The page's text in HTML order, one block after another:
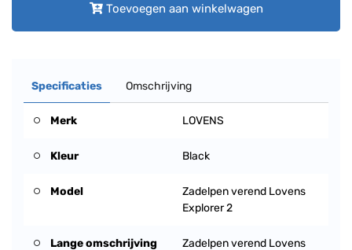
Toevoegen aan winkelwagen
Specificaties Omschrijving
Merk LOVENS
Kleur Black
Model
Zadelpen verend Lovens
Explorer 2
Lange omschrijving
Zadelpen verend Lovens